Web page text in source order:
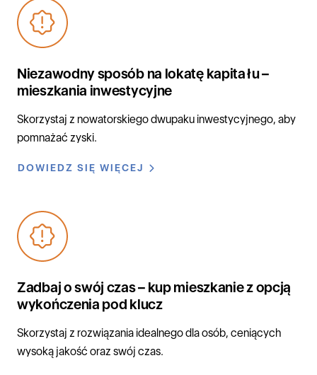
Niezawodny sposób na lokatę kapitału –
mieszkania inwestycyjne
Skorzystaj z nowatorskiego dwupaku inwestycyjnego, aby
pomnażać zyski.
DOWIEDZ SIĘ WIĘCEJ
Zadbaj o swój czas – kup mieszkanie z opcją
wykończenia pod klucz
Skorzystaj z rozwiązania idealnego dla osób, ceniących
wysoką jakość oraz swój czas.